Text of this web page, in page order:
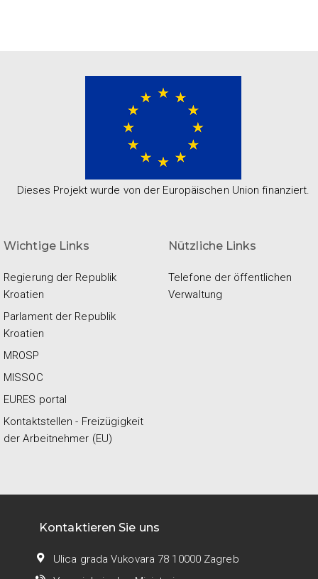
Dieses Projekt wurde von der Europäischen Union finanziert.
Wichtige Links
Regierung der Republik
Kroatien
Parlament der Republik
Kroatien
MROSP
MISSOC
EURES portal
Kontaktstellen - Freizügigkeit
der Arbeitnehmer (EU)
Nützliche Links
Telefone der öffentlichen
Verwaltung
Kontaktieren Sie uns
Ulica grada Vukovara 78 10000 Zagreb